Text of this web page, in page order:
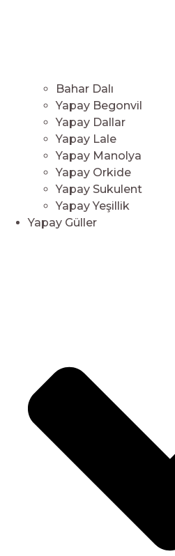
Bahar Dalı
Yapay Begonvil
Yapay Dallar
Yapay Lale
Yapay Manolya
Yapay Orkide
Yapay Sukulent
Yapay Yeşillik
Yapay Güller